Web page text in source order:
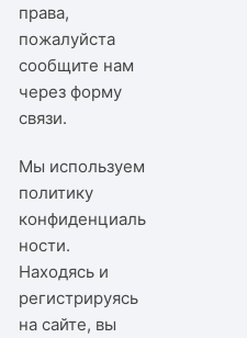
права,
пожалуйста
сообщите нам
черезформу
связи.
Мы используем
политику
конфиденциаль
ности.
Находясь и
регистрируясь
на сайте, вы